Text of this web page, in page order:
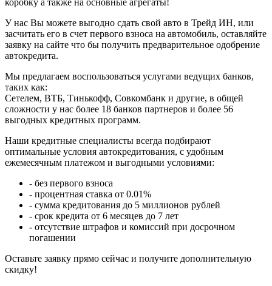
У нас Вы можете выгодно сдать свой авто в Трейд ИН, или
засчитать его в счет первого взноса на автомобиль, оставляйте
заявку на сайте что бы получить предварительное одобрение
автокредита.
Мы предлагаем воспользоваться услугами ведущих банков,
таких как:
Сетелем, ВТБ, Тинькофф, Совкомбанк и другие, в общей
сложности у нас более 18 банков партнеров и более 56
выгодных кредитных программ.
Наши кредитные специалисты всегда подбирают
оптимальные условия автокредитования, с удобным
ежемесячным платежом и выгодными условиями:
- без первого взноса
- процентная ставка от 0.01%
- сумма кредитования до 5 миллионов рублей
- срок кредита от 6 месяцев до 7 лет
- отсутствие штрафов и комиссий при досрочном
погашении
Оставьте заявку прямо сейчас и получите дополнительную
скидку!